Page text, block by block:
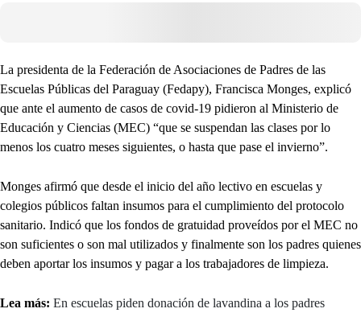
La presidenta de la Federación de Asociaciones de Padres de las
Escuelas Públicas del Paraguay (Fedapy), Francisca Monges, explicó
que ante el aumento de casos de covid-19 pidieron al Ministerio de
Educación y Ciencias (MEC) “que se suspendan las clases por lo
menos los cuatro meses siguientes, o hasta que pase el invierno”.
Monges afirmó que desde el inicio del año lectivo en escuelas y
colegios públicos faltan insumos para el cumplimiento del protocolo
sanitario. Indicó que los fondos de gratuidad proveídos por el MEC no
son suficientes o son mal utilizados y finalmente son los padres quienes
deben aportar los insumos y pagar a los trabajadores de limpieza.
Lea más: En escuelas piden donación de lavandina a los padres